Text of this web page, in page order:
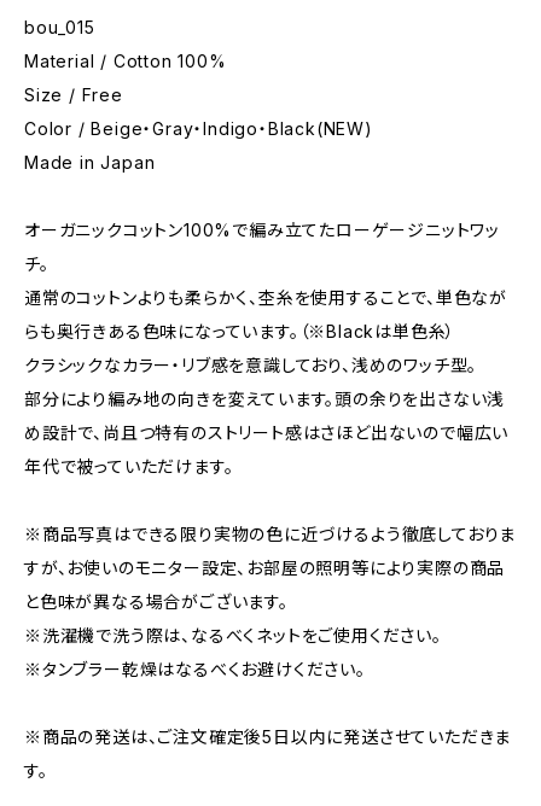
bou_015
Material / Cotton 100%
Size / Free
Color / Beige・Gray・Indigo・Black(NEW)
Made in Japan
オーガニックコットン100%で編み立てたローゲージニットワッ
チ。
通常のコットンよりも柔らかく、杢糸を使用することで、単色なが
らも奥行きある色味になっています。（※Blackは単色糸）
クラシックなカラー・リブ感を意識しており、浅めのワッチ型。
部分により編み地の向きを変えています。頭の余りを出さない浅
め設計で、尚且つ特有のストリート感はさほど出ないので幅広い
年代で被っていただけます。
※商品写真はできる限り実物の色に近づけるよう徹底しておりま
すが、お使いのモニター設定、お部屋の照明等により実際の商品
と色味が異なる場合がございます。
※洗濯機で洗う際は、なるべくネットをご使用ください。
※タンブラー乾燥はなるべくお避けください。
※商品の発送は、ご注文確定後5日以内に発送させていただきま
す。